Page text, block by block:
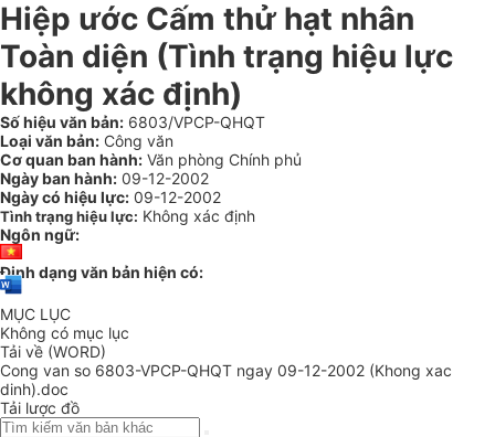
Hiệp ước Cấm thử hạt nhân
Toàn diện (Tình trạng hiệu lực
không xác định)
Số hiệu văn bản: 6803/VPCP-QHQT
Loại văn bản: Công văn
Cơ quan ban hành: Văn phòng Chính phủ
Ngày ban hành: 09-12-2002
Ngày có hiệu lực: 09-12-2002
Tình trạng hiệu lực: Không xác định
Ngôn ngữ:
Định dạng văn bản hiện có:
MỤC LỤC
Không có mục lục
Tải về (WORD)
Cong van so 6803-VPCP-QHQT ngay 09-12-2002 (Khong xac
dinh).doc
Tải lược đồ